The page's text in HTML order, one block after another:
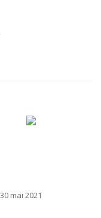
mai 2021